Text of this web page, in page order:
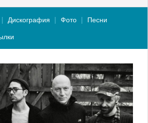
Дискография Фото
Песни